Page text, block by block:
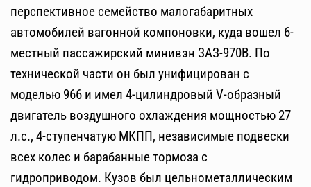
перспективное семейство малогабаритных
автомобилей вагонной компоновки, куда вошел 6-
местный пассажирский минивэн ЗАЗ-970В. По
технической части он был унифицирован с
моделью 966 и имел 4-цилиндровый V-образный
двигатель воздушного охлаждения мощностью 27
л.с., 4-ступенчатую МКПП, независимые подвески
всех колес и барабанные тормоза с
гидроприводом. Кузов был цельнометаллическим